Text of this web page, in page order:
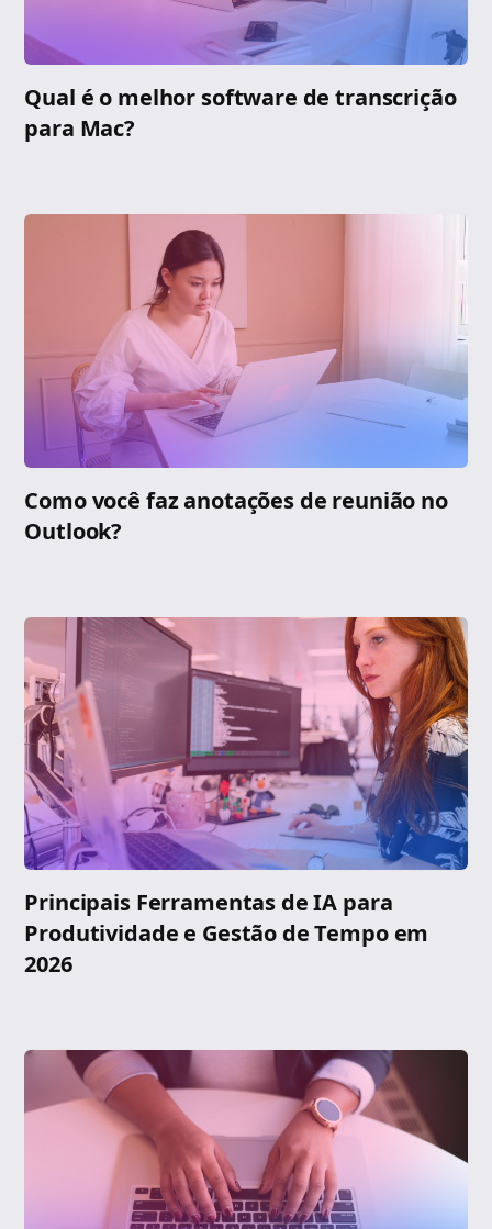
Qual é o melhor software de transcrição
para Mac?
Como você faz anotações de reunião no
Outlook?
Principais Ferramentas de IA para
Produtividade e Gestão de Tempo em
2026